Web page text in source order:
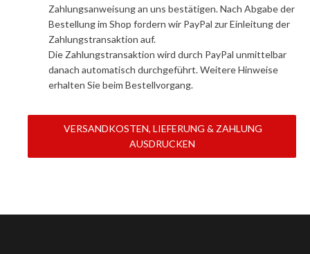
Zahlungsanweisung an uns bestätigen. Nach Abgabe der
Bestellung im Shop fordern wir PayPal zur Einleitung der
Zahlungstransaktion auf.
Die Zahlungstransaktion wird durch PayPal unmittelbar
danach automatisch durchgeführt. Weitere Hinweise
erhalten Sie beim Bestellvorgang.
VERSANDKOSTEN, LIEFERUNG & ZAHLUNG
AUSDRUCKEN